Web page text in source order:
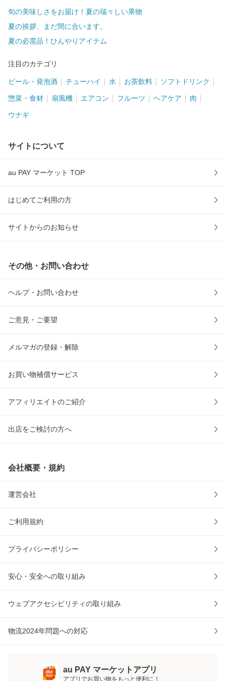
旬の美味しさをお届け！夏の瑞々しい果物
夏の挨拶、まだ間に合います。
夏の必需品！ひんやりアイテム
注目のカテゴリ
ビール・発泡酒 チューハイ 水 お茶飲料 ソフトドリンク
惣菜・食材 扇風機 エアコン フルーツ ヘアケア 肉
ウナギ
サイトについて
au PAY マーケット TOP
はじめてご利用の方
サイトからのお知らせ
その他・お問い合わせ
ヘルプ・お問い合わせ
ご意見・ご要望
メルマガの登録・解除
お買い物補償サービス
アフィリエイトのご紹介
出店をご検討の方へ
会社概要・規約
運営会社
ご利用規約
プライバシーポリシー
安心・安全への取り組み
ウェブアクセシビリティの取り組み
物流2024年問題への対応
au PAY マーケットアプリ
アプリでお買い物をもっと便利に！